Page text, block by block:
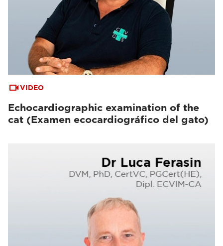
VIDEO
Echocardiographic examination of the
cat (Examen ecocardiográfico del gato)